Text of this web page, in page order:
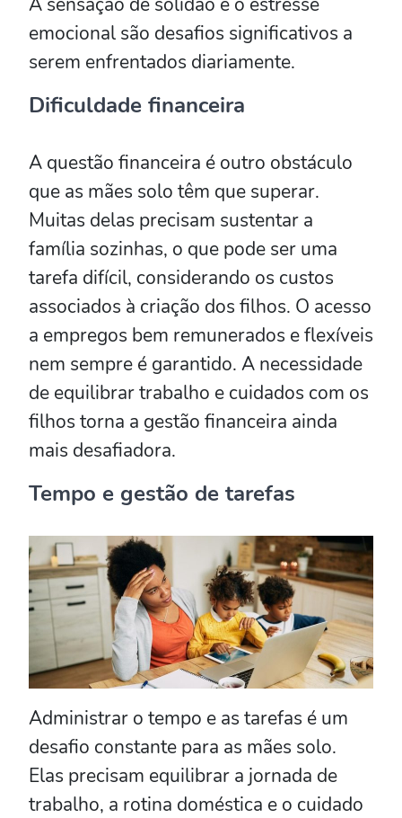
emocional são desafios significativos a
serem enfrentados diariamente.
Dificuldade financeira
A questão financeira é outro obstáculo
que as mães solo têm que superar.
Muitas delas precisam sustentar a
família sozinhas, o que pode ser uma
tarefa difícil, considerando os custos
associados à criação dos filhos. O acesso
a empregos bem remunerados e flexíveis
nem sempre é garantido. A necessidade
de equilibrar trabalho e cuidados com os
filhos torna a gestão financeira ainda
mais desafiadora.
Tempo e gestão de tarefas
Administrar o tempo e as tarefas é um
desafio constante para as mães solo.
Elas precisam equilibrar a jornada de
trabalho, a rotina doméstica e o cuidado